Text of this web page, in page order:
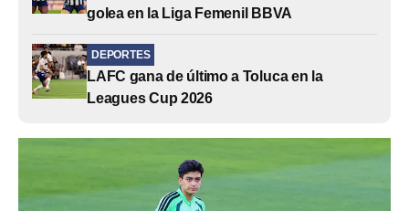
golea en la Liga Femenil BBVA
DEPORTES
LAFC gana de último a Toluca en la
Leagues Cup 2026